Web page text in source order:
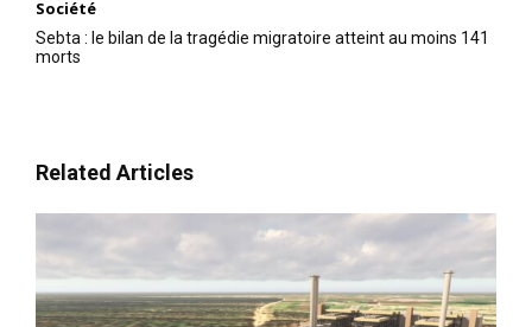
Société
Sebta : le bilan de la tragédie migratoire atteint au moins 141
morts
Related Articles